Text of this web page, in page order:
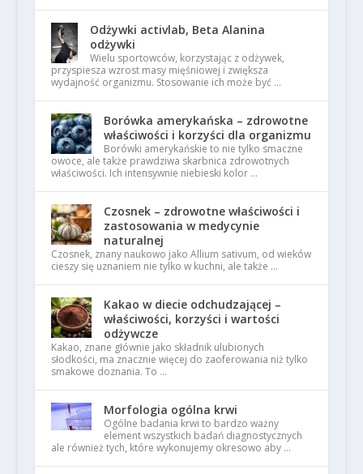
Odżywki activlab, Beta Alanina
odżywki
Wielu sportowców, korzystając z odżywek,
przyspiesza wzrost masy mięśniowej i zwiększa
wydajność organizmu. Stosowanie ich może być …
Borówka amerykańska – zdrowotne
właściwości i korzyści dla organizmu
Borówki amerykańskie to nie tylko smaczne
owoce, ale także prawdziwa skarbnica zdrowotnych
właściwości. Ich intensywnie niebieski kolor …
Czosnek – zdrowotne właściwości i
zastosowania w medycynie
naturalnej
Czosnek, znany naukowo jako Allium sativum, od wieków
cieszy się uznaniem nie tylko w kuchni, ale także …
Kakao w diecie odchudzającej –
właściwości, korzyści i wartości
odżywcze
Kakao, znane głównie jako składnik ulubionych
słodkości, ma znacznie więcej do zaoferowania niż tylko
smakowe doznania. To …
Morfologia ogólna krwi
Ogólne badania krwi to bardzo ważny
element wszystkich badań diagnostycznych
ale również tych, które wykonujemy okresowo aby …